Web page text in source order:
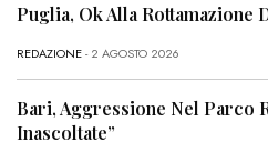
Puglia, Ok Alla Rottamazione
REDAZIONE- 2 AGOSTO 2026
Bari, Aggressione Nel Parco
Inascoltate”